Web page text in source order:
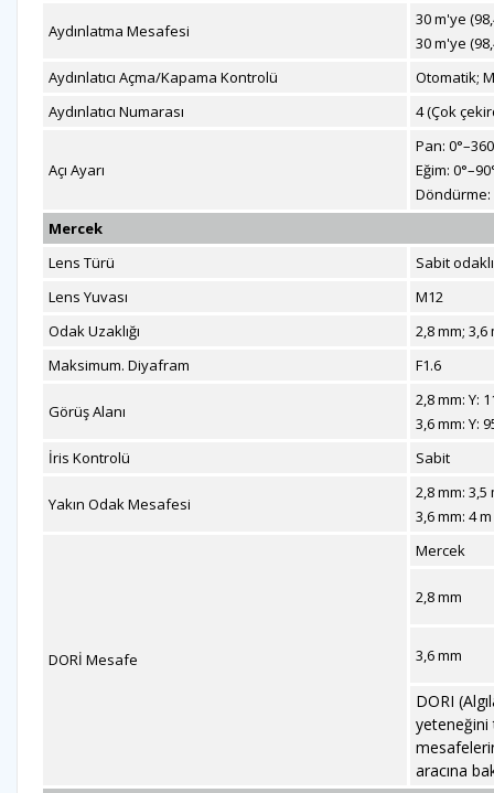
Aydınlatma Mesafesi
30 m'ye
30 m'ye
Aydınlatıcı Açma/Kapama Kontrolü
Otomatik;
Aydınlatıcı Numarası
4 (Çok
Açı Ayarı
Pan:
Eğim:
Döndürme:
Mercek
Lens Türü
Sabit odaklı
Lens Yuvası
M12
Odak Uzaklığı
2,8 mm; 3,6
Maksimum. Diyafram
F1.6
Görüş Alanı
2,8 mm: Y:
3,6 mm: Y:
İris Kontrolü
Sabit
Yakın Odak Mesafesi
2,8 mm: 3,5
3,6 mm: 4
DORİ Mesafe
Mercek
2,8 mm
3,6 mm
DORI
yeteneğini
aracına